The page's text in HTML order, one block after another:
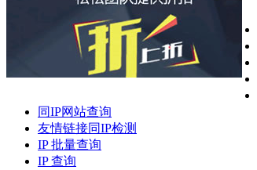
同IP网站查询
友情链接同IP检测
IP 批量查询
IP 查询